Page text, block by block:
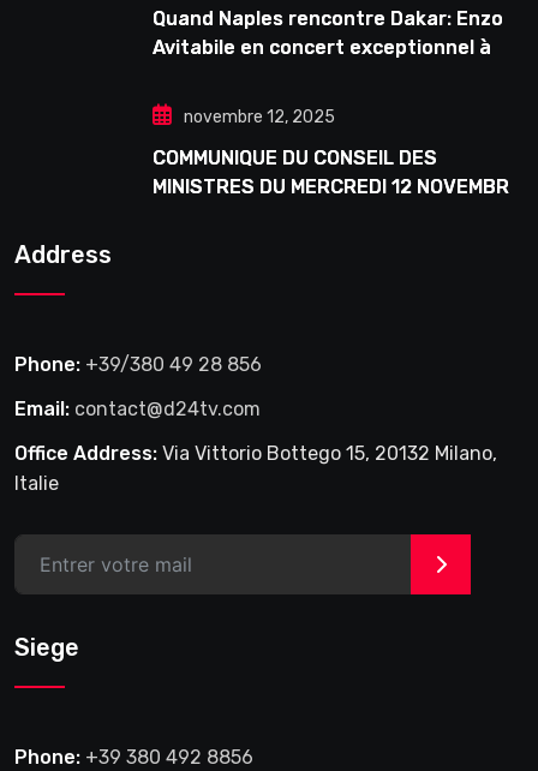
Quand Naples rencontre Dakar: Enzo
Avitabile en concert exceptionnel à
novembre 12, 2025
COMMUNIQUE DU CONSEIL DES
MINISTRES DU MERCREDI 12 NOVEMBRE
Address
Phone: +39/380 49 28 856
Email: contact@d24tv.com
Office Address: Via Vittorio Bottego 15, 20132 Milano,
Italie
>
Siege
Phone: +39 380 492 8856